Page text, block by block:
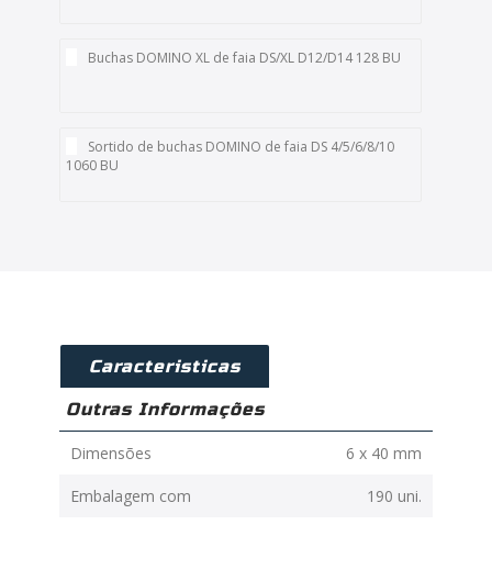
Buchas DOMINO XL de faia DS/XL D12/D14 128 BU
Sortido de buchas DOMINO de faia DS 4/5/6/8/10
1060 BU
Caracteristicas
Outras Informações
Dimensões 6 x 40 mm
Embalagem com 190 uni.